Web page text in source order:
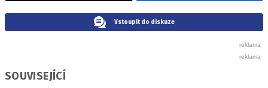
Vstoupit do diskuze
SOUVISEJÍCÍ